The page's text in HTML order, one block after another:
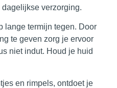
verzorging.
lange termijn tegen. Door
te geven zorg je ervoor
niet indut. Houd je huid
en rimpels, ontdoet je